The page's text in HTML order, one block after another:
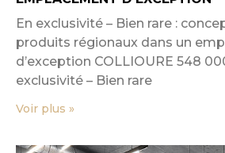
En exclusivité – Bien rare :
produits régionaux dans un
d’exception COLLIOURE 548
exclusivité – Bien rare
Voir plus »